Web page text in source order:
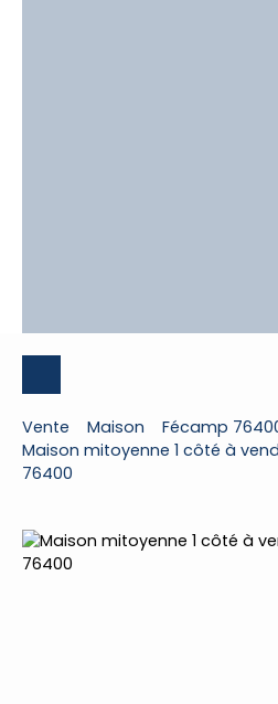
Vente Maison
Fécamp
Maison mitoyenne 1 côté à
76400